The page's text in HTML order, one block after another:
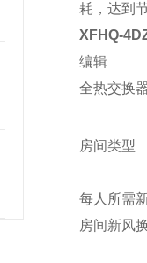
耗，达到
XFHQ-
编辑
全热交换
房间类型
每人所需
房间新风